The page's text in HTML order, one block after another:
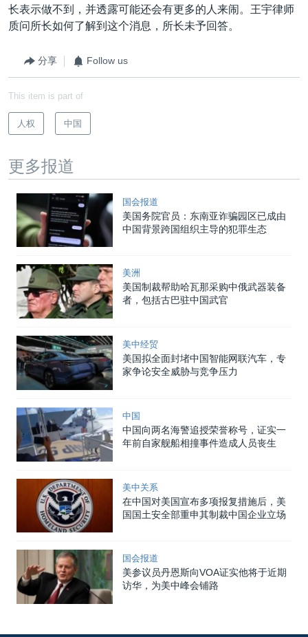
长表示做不到，并透露可能还会有更多的人来闹。王宇律师
质问所长如何了解到这个消息，所长未予回答。
分享 Follow us
This item is part of
人权 中国
更多报道
国会报道
美国务院官员：东南亚诈骗园区已成由
中国背景跨国组织主导的犯罪生态
美洲
美国制裁帮助哈瓦那采购中俄武器装备
者，包括古巴驻中国武官
美中经贸
美国拟全面封堵中国智能网联汽车，专
家争论安全威胁与竞争压力
中国
中国向两名海警追授荣誉称号，证实一
年前自家舰船相撞事件造成人员丧生
美中关系
在中国对美国宣布多项报复措施后，美
国国土安全部重申其制裁中国企业立场
国会报道
美参议员丹恩斯向VOA证实他将于近期
访华，为美中峰会铺路